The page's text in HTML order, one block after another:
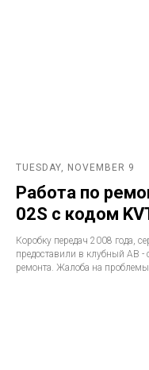
TUESDAY, NOVEMBER 9
Работа по
02S с кодом
Коробку передач 2008 года,
предоставили в клубный АВ -
ремонта. Жалоба на